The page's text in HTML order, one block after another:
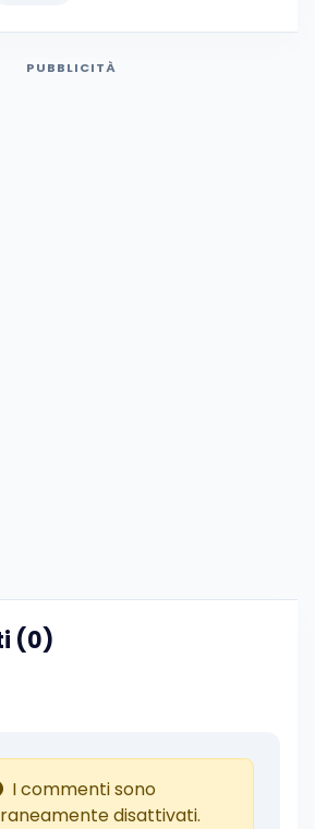
PUBBLICITÀ
(0)
I commenti sono
disattivati.